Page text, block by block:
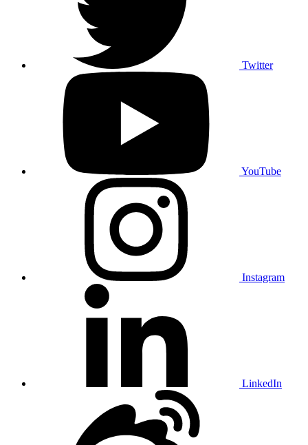
Twitter
YouTube
Instagram
LinkedIn